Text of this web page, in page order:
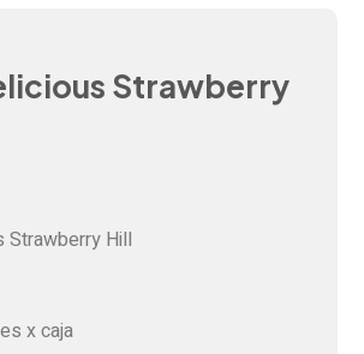
Strawberry
Strawberry Hill
x caja